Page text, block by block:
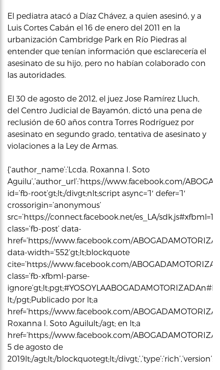
El pediatra atacó a Díaz Chávez, a quien asesinó, y a
Luis Cortes Cabán el 16 de enero del 2011 en la
urbanización Cambridge Park en Río Piedras al
entender que tenían información que esclarecería el
asesinato de su hijo, pero no habían colaborado con
las autoridades.
El 30 de agosto de 2012, el juez Jose Ramírez Lluch,
del Centro Judicial de Bayamón, dictó una pena de
reclusión de 60 años contra Torres Rodríguez por
asesinato en segundo grado, tentativa de asesinato y
violaciones a la Ley de Armas.
{‘author_name’:’Lcda. Roxanna I. Soto
Aguilu’,’author_url’:’https://www.facebook.com/
id=’fb-root’gt;lt;/divgt;nlt;script async=’1′ defer=’1′
crossorigin=’anonymous’
src=’https://connect.facebook.net/es_LA/
class=’fb-post’ data-
href=’https://www.facebook.com/
data-width=’552’gt;lt;blockquote
cite=’https://www.facebook.com/
class=’fb-xfbml-parse-
lt;/pgt;Publicado por lt;a
href=’https://www.facebook.com/
Roxanna I. Soto Aguilult;/agt; en lt;a
href=’https://www.facebook.com/
5 de agosto de
2019lt;/agt;lt;/blockquotegt;lt;/